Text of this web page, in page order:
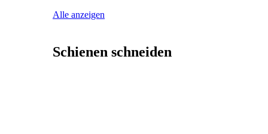
Alle anzeigen
Schienen schneiden